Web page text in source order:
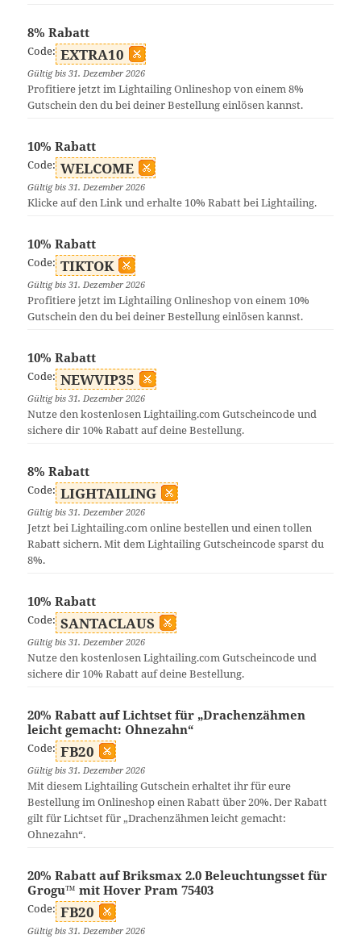
8% Rabatt
Code: EXTRA10
Gültig bis 31. Dezember 2026
Profitiere jetzt im Lightailing Onlineshop von einem 8%
Gutschein den du bei deiner Bestellung einlösen kannst.
10% Rabatt
Code: WELCOME
Gültig bis 31. Dezember 2026
Klicke auf den Link und erhalte 10% Rabatt bei Lightailing.
10% Rabatt
Code: TIKTOK
Gültig bis 31. Dezember 2026
Profitiere jetzt im Lightailing Onlineshop von einem 10%
Gutschein den du bei deiner Bestellung einlösen kannst.
10% Rabatt
Code: NEWVIP35
Gültig bis 31. Dezember 2026
Nutze den kostenlosen Lightailing.com Gutscheincode und
sichere dir 10% Rabatt auf deine Bestellung.
8% Rabatt
Code: LIGHTAILING
Gültig bis 31. Dezember 2026
Jetzt bei Lightailing.com online bestellen und einen tollen
Rabatt sichern. Mit dem Lightailing Gutscheincode sparst du
8%.
10% Rabatt
Code: SANTACLAUS
Gültig bis 31. Dezember 2026
Nutze den kostenlosen Lightailing.com Gutscheincode und
sichere dir 10% Rabatt auf deine Bestellung.
20% Rabatt auf Lichtset für „Drachenzähmen
leicht gemacht: Ohnezahn“
Code: FB20
Gültig bis 31. Dezember 2026
Mit diesem Lightailing Gutschein erhaltet ihr für eure
Bestellung im Onlineshop einen Rabatt über 20%. Der Rabatt
gilt für Lichtset für „Drachenzähmen leicht gemacht:
Ohnezahn“.
20% Rabatt auf Briksmax 2.0 Beleuchtungsset für
Grogu™ mit Hover Pram 75403
Code: FB20
Gültig bis 31. Dezember 2026